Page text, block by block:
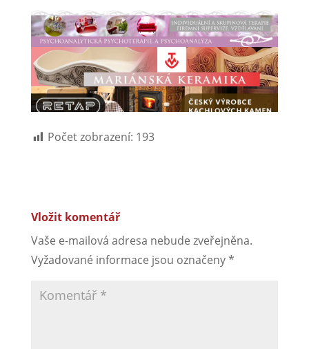
Počet zobrazení: 193
Vložit komentář
Vaše e-mailová adresa nebude zveřejněna.
Vyžadované informace jsou označeny*